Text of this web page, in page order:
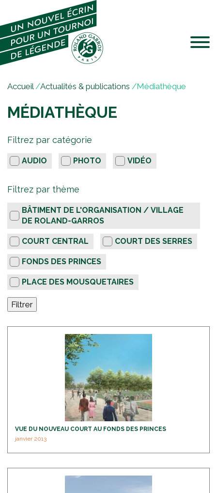
Jump to navigation
V
u
t
e
s
c
Accueil/Actualités & publications /Médiathèque
MÉDIATHÈQUE
F
l
t
e
r
Filtrez par catégorie
AUDIO PHOTO VIDÉO
Filtrez par thème
BÂTIMENT DE L'ORGANISATION / VILLAGE
DE ROLAND-GARROS
COURT CENTRAL COURT DES SERRES
FONDS DES PRINCES
PLACE DES MOUSQUETAIRES
Filtrer
VUE DU NOUVEAU COURT AU FONDS DES PRINCES
janvier 2013